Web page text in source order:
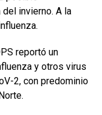
invierno. A la
reportó un
y otros virus
2, con predominio